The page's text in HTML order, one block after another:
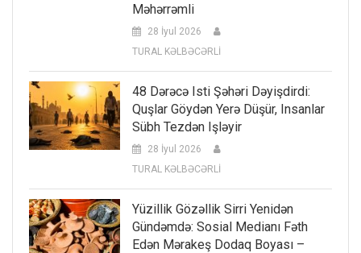
Məhərrəmli
28 İyul 2026
TURAL KƏLBƏCƏRLİ
48 Dərəcə Isti Şəhəri Dəyişdirdi:
Quşlar Göydən Yerə Düşür, Insanlar
Sübh Tezdən Işləyir
28 İyul 2026
TURAL KƏLBƏCƏRLİ
Yüzillik Gözəllik Sirri Yenidən
Gündəmdə: Sosial Medianı Fəth
Edən Mərakeş Dodaq Boyası –